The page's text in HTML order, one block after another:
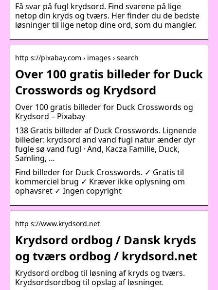
Få svar på fugl krydsord. Find svarene på lige
netop din kryds og tværs. Her finder du de bedste
løsninger til lige netop dine ord, som du mangler.
http s://pixabay.com › images › search
Over 100 gratis billeder for Duck
Crosswords og Krydsord
Over 100 gratis billeder for Duck Crosswords og
Krydsord – Pixabay
138 Gratis billeder af Duck Crosswords. Lignende
billeder: krydsord and vand fugl natur ænder dyr
fugle sø vand fugl · And, Kacza Familie, Duck,
Samling, …
Find billeder for Duck Crosswords. ✓ Gratis til
kommerciel brug ✓ Kræver ikke oplysning om
ophavsret ✓ Ingen copyright
http s://www.krydsord.net
Krydsord ordbog / Dansk kryds
og tværs ordbog / krydsord.net
Krydsord ordbog til løsning af kryds og tværs.
Krydsordsordbog til opslag af løsninger.